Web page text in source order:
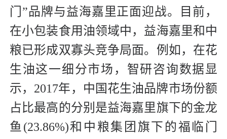
门”品牌与益海嘉里正面迎战。目前，
在小包装食用油领域中，益海嘉里和中
粮已形成双寡头竞争局面。例如，在花
生油这一细分市场，智研咨询数据显
示，2017年，中国花生油品牌市场份额
占比最高的分别是益海嘉里旗下的金龙
鱼(23.86%)和中粮集团旗下的福临门